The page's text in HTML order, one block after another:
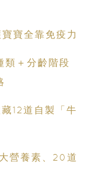
寶全靠免疫力
類＋分齡階段
12道自製「牛
營養素、20道